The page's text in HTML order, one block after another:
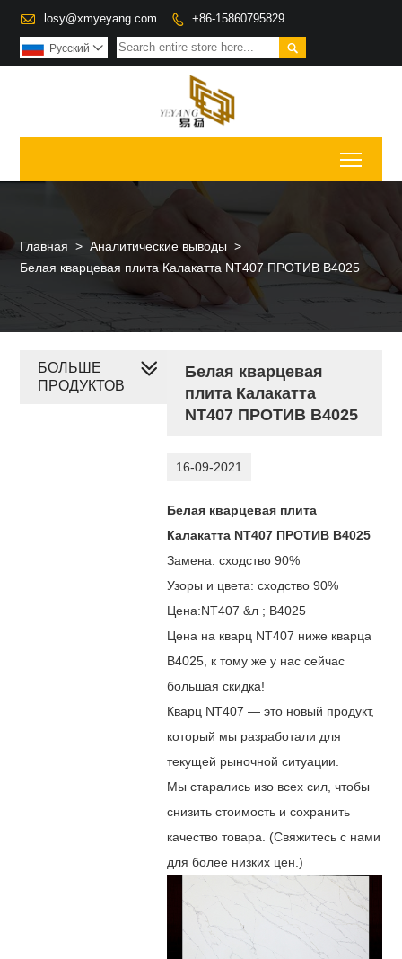
 losy@xmyeyang.com  +86-15860795829

Pусский 
Главная > Аналитические выводы >
Белая кварцевая плита Калакатта NT407 ПРОТИВ B4025
Белая кварцевая
плита Калакатта
NT407 ПРОТИВ B4025
16-09-2021
Белая кварцевая плита
Калакатта NT407 ПРОТИВ B4025
Замена: сходство 90%
Узоры и цвета: сходство 90%
Цена:NT407 &л ; B4025
Цена на кварц NT407 ниже кварца
B4025, к тому же у нас сейчас
большая скидка!
Кварц NT407 — это новый продукт,
который мы разработали для
текущей рыночной ситуации.
Мы старались изо всех сил, чтобы
снизить стоимость и сохранить
качество товара. (Свяжитесь с нами
для более низких цен. )
БОЛЬШЕ
ПРОДУКТОВ